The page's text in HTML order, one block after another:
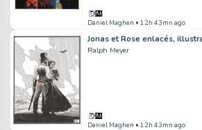
Daniel Maghen • 12h 43mn ago
Ralph Meyer
Daniel Maghen • 12h 43mn ago